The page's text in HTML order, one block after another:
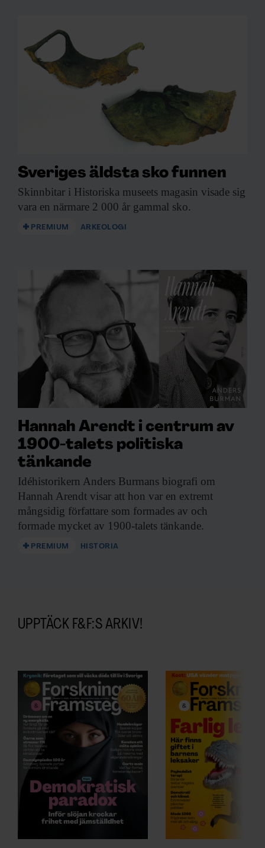
Sveriges äldsta sko funnen
Skinnbitar i Historiska museets magasin visade sig
vara en närmare 2 000 år gammal sko.
PREMIUM ARKEOLOGI
Hannah Arendt i centrum av
1900-talets politiska
tänkande
Idéhistorikern Anders Burmans biografi om
Hannah Arendt visar att hon var en extremt
mångsidig författare som formades av och
formade mycket av 1900-talets tänkande.
PREMIUM HISTORIA
UPPTÄCK F&F:S ARKIV!